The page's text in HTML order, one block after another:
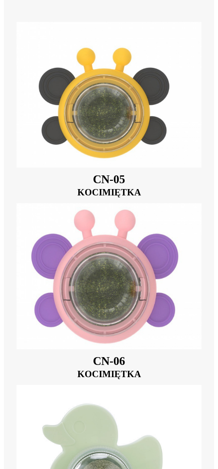
CN-05
KOCIMIĘTKA
CN-06
KOCIMIĘTKA